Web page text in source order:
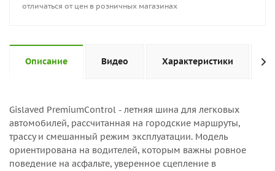
отличаться от цен в розничных магазинах
Описание Видео Характеристики
Gislaved PremiumControl - летняя шина для легковых
автомобилей, рассчитанная на городские маршруты,
трассу и смешанный режим эксплуатации. Модель
ориентирована на водителей, которым важны ровное
поведение на асфальте, уверенное сцепление в